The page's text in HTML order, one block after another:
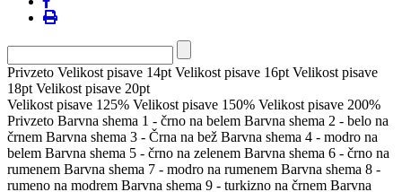
Privzeto Velikost pisave 14pt Velikost pisave 16pt Velikost pisave
18pt Velikost pisave 20pt
Velikost pisave 125% Velikost pisave 150% Velikost pisave 200%
Privzeto Barvna shema 1 - črno na belem Barvna shema 2 - belo na
črnem Barvna shema 3 - Črna na bež Barvna shema 4 - modro na
belem Barvna shema 5 - črno na zelenem Barvna shema 6 - črno na
rumenem Barvna shema 7 - modro na rumenem Barvna shema 8 -
rumeno na modrem Barvna shema 9 - turkizno na črnem Barvna